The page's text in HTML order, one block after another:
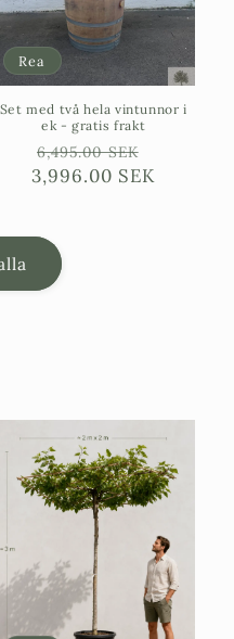
Rea
Set med två hela vintunnor i
ek - gratis frakt
Ordinarie
pris
6,495.00 SEK
3,996.00 SEK